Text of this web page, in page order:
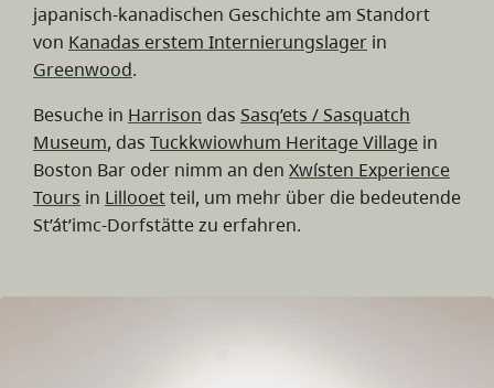
japanisch-kanadischen Geschichte am Standort
von Kanadas erstem Internierungslager in
Greenwood.
Besuche in Harrison das Sasq’ets / Sasquatch
Museum, das Tuckkwiowhum Heritage Village in
Boston Bar oder nimm an den Xwísten Experience
Tours in Lillooetteil, um mehr über die bedeutende
St’át’imc-Dorfstätte zu erfahren.